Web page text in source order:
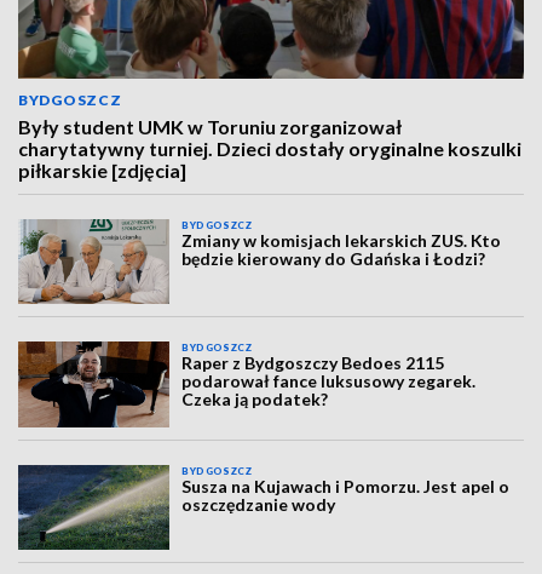
BYDGOSZCZ
Były student UMK w Toruniu zorganizował
charytatywny turniej. Dzieci dostały oryginalne koszulki
piłkarskie [zdjęcia]
BYDGOSZCZ
Zmiany w komisjach lekarskich ZUS. Kto
będzie kierowany do Gdańska i Łodzi?
BYDGOSZCZ
Raper z Bydgoszczy Bedoes 2115
podarował fance luksusowy zegarek.
Czeka ją podatek?
BYDGOSZCZ
Susza na Kujawach i Pomorzu. Jest apel o
oszczędzanie wody